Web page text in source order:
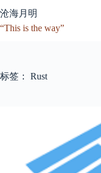
至
内
沧海月明
“This is the way”
标签： Rust